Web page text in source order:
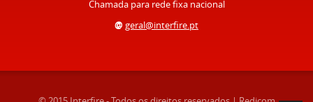
Chamada para rede fixa nacional
@ geral@interfire.pt